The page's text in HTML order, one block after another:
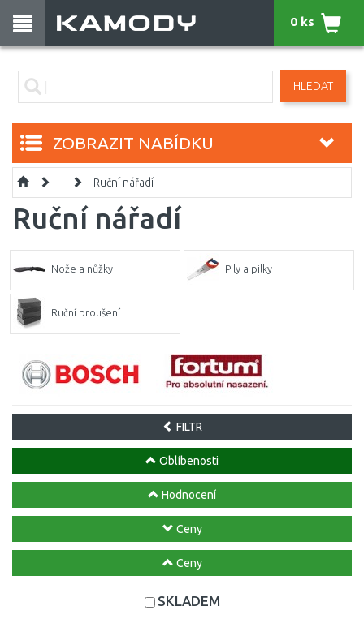
HLEDAT
0 ks
ZOBRAZIT NABÍDKU
Ruční nářadí
Ruční nářadí
Nože a nůžky Pily a pilky
Ruční broušení
FILTR
Oblíbenosti
Hodnocení
Ceny
Ceny
SKLADEM